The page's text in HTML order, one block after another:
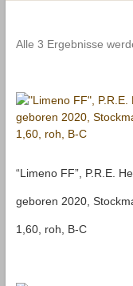
Alle 3 Ergebnisse
“Limeno FF”, P.R.E.
geboren 2020,
1,60, roh, B-C